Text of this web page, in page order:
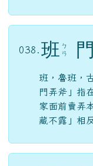
038. 班 ㄅ
ㄢ
門
班，魯班，
門弄斧」指
家面前賣弄
藏不露」相